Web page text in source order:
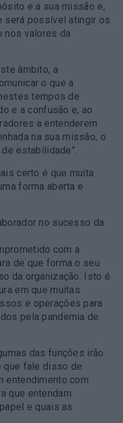
e a sua missão e,
será possível atingir os
nos valores da
âmbito, a
o que a
tempos de
e a confusão e, ao
a entenderem
na sua missão, o
estabilidade”.
certo é que muita
forma aberta e
no sucesso da
com a
de que forma o seu
da organização. Isto é
em que muitas
e operações para
pela pandemia de
das funções irão
que fale disso de
entendimento com
que entendam
e quais as